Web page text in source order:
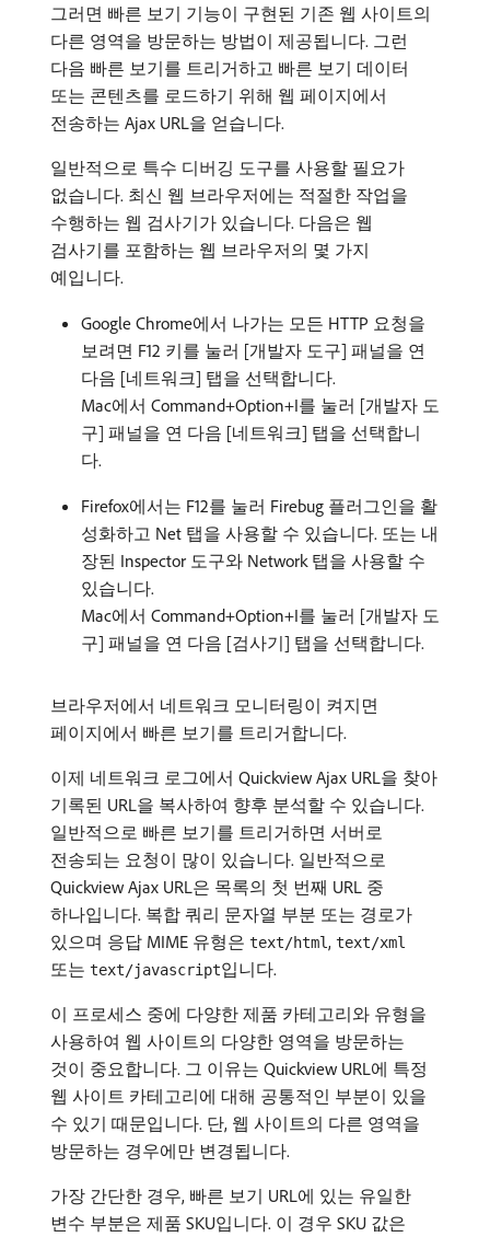
그러면 빠른 보기 기능이 구현된 기존 웹 사이트의
다른 영역을 방문하는 방법이 제공됩니다. 그런
다음 빠른 보기를 트리거하고 빠른 보기 데이터
또는 콘텐츠를 로드하기 위해 웹 페이지에서
전송하는 Ajax URL을 얻습니다.
일반적으로 특수 디버깅 도구를 사용할 필요가
없습니다. 최신 웹 브라우저에는 적절한 작업을
수행하는 웹 검사기가 있습니다. 다음은 웹
검사기를 포함하는 웹 브라우저의 몇 가지
예입니다.
Google Chrome에서 나가는 모든 HTTP 요청을
보려면 F12 키를 눌러 [개발자 도구] 패널을 연
다음 [네트워크] 탭을 선택합니다.
Mac에서 Command+Option+I를 눌러 [개발자 도
구] 패널을 연 다음 [네트워크] 탭을 선택합니
다.
Firefox에서는 F12를 눌러 Firebug 플러그인을 활
성화하고 Net 탭을 사용할 수 있습니다. 또는 내
장된 Inspector 도구와 Network 탭을 사용할 수
있습니다.
Mac에서 Command+Option+I를 눌러 [개발자 도
구] 패널을 연 다음 [검사기] 탭을 선택합니다.
브라우저에서 네트워크 모니터링이 켜지면
페이지에서 빠른 보기를 트리거합니다.
이제 네트워크 로그에서 Quickview Ajax URL을 찾아
기록된 URL을 복사하여 향후 분석할 수 있습니다.
일반적으로 빠른 보기를 트리거하면 서버로
전송되는 요청이 많이 있습니다. 일반적으로
Quickview Ajax URL은 목록의 첫 번째 URL 중
하나입니다. 복합 쿼리 문자열 부분 또는 경로가
있으며 응답 MIME 유형은 text/html, text/xml
또는 text/javascript입니다.
이 프로세스 중에 다양한 제품 카테고리와 유형을
사용하여 웹 사이트의 다양한 영역을 방문하는
것이 중요합니다. 그 이유는 Quickview URL에 특정
웹 사이트 카테고리에 대해 공통적인 부분이 있을
수 있기 때문입니다. 단, 웹 사이트의 다른 영역을
방문하는 경우에만 변경됩니다.
가장 간단한 경우, 빠른 보기 URL에 있는 유일한
변수 부분은 제품 SKU입니다. 이 경우 SKU 값은